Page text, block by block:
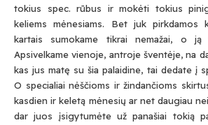
tokius spec. rūbus ir mokėti tokius
keliems mėnesiams. Bet juk pirkdamos
kartais sumokame tikrai nemažai, o ją
Apsivelkame vienoje, antroje šventėje, na
kas jus matę su šia palaidine, tai dedate į
O specialiai nėščioms ir žindančioms
kasdien ir keletą mėnesių ar net daugiau
dar juos įsigytumėte už panašiai tokią